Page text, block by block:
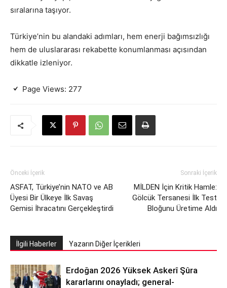
sıralarına taşıyor.
Türkiye’nin bu alandaki adımları, hem enerji bağımsızlığı
hem de uluslararası rekabette konumlanması açısından
dikkatle izleniyor.
Page Views: 277
Önceki İçerik
ASFAT, Türkiye’nin NATO ve AB
Üyesi Bir Ülkeye İlk Savaş
Gemisi İhracatını Gerçekleştirdi
Sonraki İçerik
MİLDEN İçin Kritik Hamle:
Gölcük Tersanesi İlk Test
Bloğunu Üretime Aldı
İlgili Haberler Yazarın Diğer İçerikleri
Erdoğan 2026 Yüksek Askerî Şûra
kararlarını onayladı; general-